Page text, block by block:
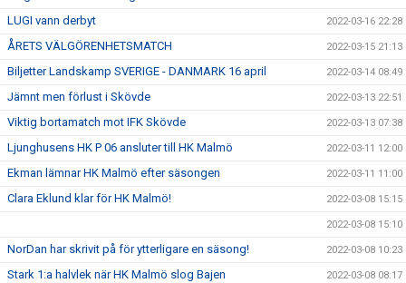
LUGI vann derbyt 2022-03-16 22:28
ÅRETS VÄLGÖRENHETSMATCH 2022-03-15 21:13
Biljetter Landskamp SVERIGE - DANMARK 16 april 2022-03-14 08:49
Jämnt men förlust i Skövde 2022-03-13 22:51
Viktig bortamatch mot IFK Skövde 2022-03-13 07:38
Ljunghusens HK P 06 ansluter till HK Malmö 2022-03-11 12:00
Ekman lämnar HK Malmö efter säsongen 2022-03-11 11:00
Clara Eklund klar för HK Malmö! 2022-03-08 15:15
2022-03-08 15:10
NorDan har skrivit på för ytterligare en säsong! 2022-03-08 10:23
Stark 1:a halvlek när HK Malmö slog Bajen 2022-03-08 08:17